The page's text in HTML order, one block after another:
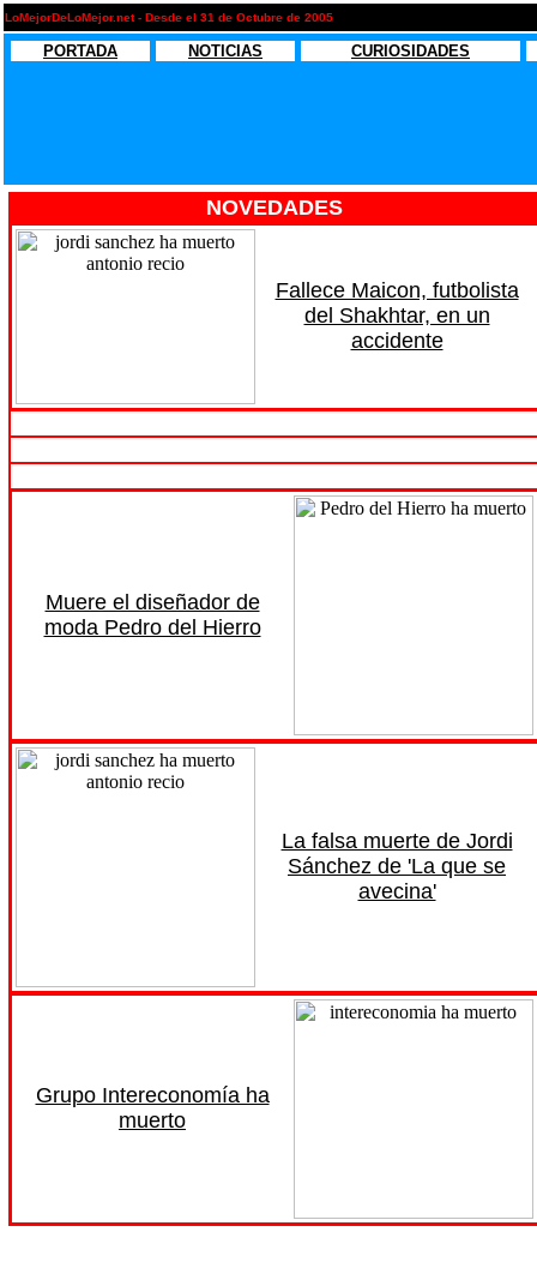
LoMejorDeLoMejor.net - Desde el 31 de Octubre de 2005
PORTADA NOTICIAS CURIOSIDADES
NOVEDADES
Fallece Maicon, futbolista
del Shakhtar, en un
accidente
Muere el diseñador de
moda Pedro del Hierro
La falsa muerte de Jordi
Sánchez de 'La que se
avecina'
Grupo Intereconomía ha
muerto